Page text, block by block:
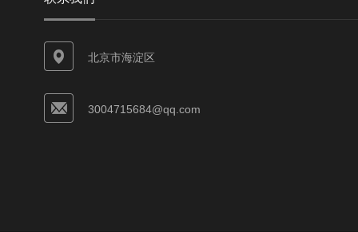
北京市海淀区
3004715684@qq.com